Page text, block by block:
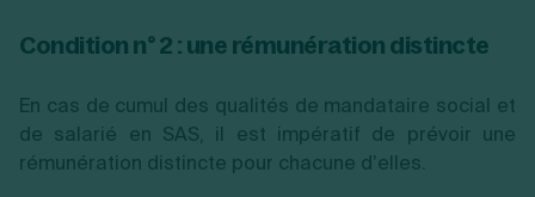
Condition n° 2 : une rémunération distincte
En cas de cumul des qualités de mandataire social et
de salarié en SAS, il est impératif de prévoir une
rémunération distincte pour chacune d’elles.